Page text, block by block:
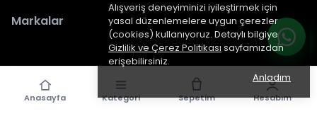
Alışveriş deneyiminizi iyileştirmek için
yasal düzenlemelere uygun çerezler
(cookies) kullanıyoruz. Detaylı bilgiye
Gizlilik ve Çerez Politikası sayfamızdan
erişebilirsiniz.
Anladım
Markalar
epiked.comtarafından dizayn edilmiştir.
Anasayfa Kategori Sepetim Hesabım